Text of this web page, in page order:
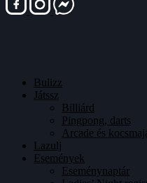
Bulizz
Játssz
Billiárd
Pingpong, darts
Arcade és
Lazulj
Események
Eseménynaptár